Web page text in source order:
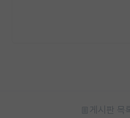
게시판 목